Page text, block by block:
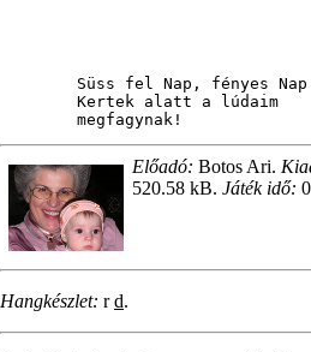
Süss fel Nap, fényes
Kertek alatt a lúdaim
megfagynak!
Előadó: Botos Ari.
520.58 kB. Játék idő:
Hangkészlet: rd.